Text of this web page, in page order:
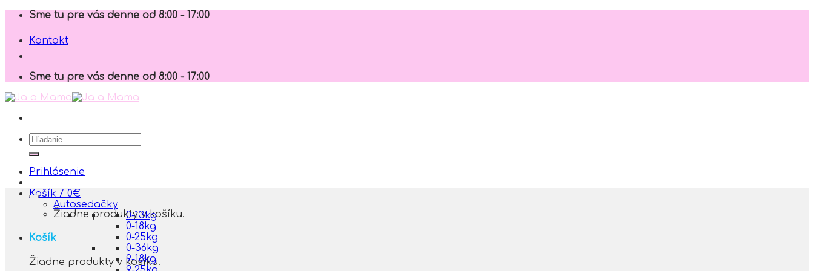
Skip
content
Sme tu pre vás denne od 8:00 - 17:00
Kontakt
Sme tu pre vás denne od 8:00 - 17:00
Hľadať:
Prihlásenie
Košík / 0€
Žiadne produkty v košíku.
Košík
Žiadne produkty v košíku.
Autosedačky
0-13kg
0-18kg
0-25kg
0-36kg
9-18kg